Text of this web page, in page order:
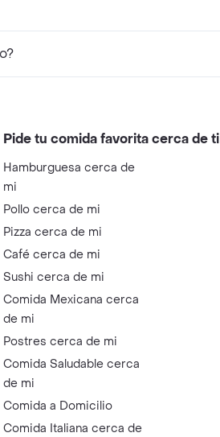
Pide tu comida favorita cerca de ti
Hamburguesa cerca de
mi
Pollo cerca de mi
Pizza cerca de mi
Café cerca de mi
Sushi cerca de mi
Comida Mexicana cerca
de mi
Postres cerca de mi
Comida Saludable cerca
de mi
Comida a Domicilio
Comida Italiana cerca de